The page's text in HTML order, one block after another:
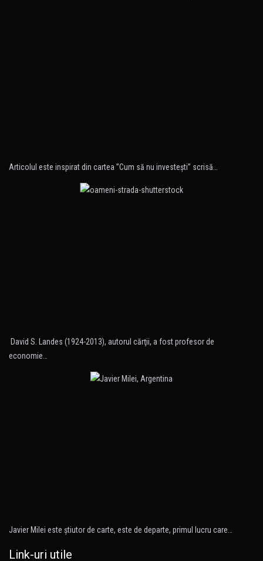
Articolul este inspirat din cartea ”Cum să nu investeşti” scrisă…
David S. Landes (1924-2013), autorul cărţii, a fost profesor de
economie…
Javier Milei este ştiutor de carte, este de departe, primul lucru care…
Link-uri utile